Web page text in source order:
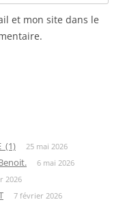
et mon site dans le
(1) 25 mai 2026
6 mai 2026
2026
7 février 2026